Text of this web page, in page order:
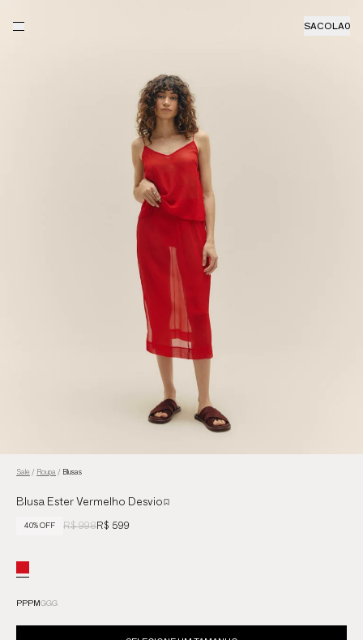
SACOLA0
Sale / Roupa / Blusas
Blusa Ester Vermelho Desvio
40% OFF R$ 998R$ 599
PPPMGGG